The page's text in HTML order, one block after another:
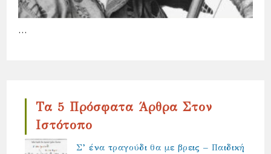
…
Τα 5 Πρόσφατα Άρθρα Στον
Ιστότοπο
Σ’ ένα τραγούδι θα με βρεις – Παιδική